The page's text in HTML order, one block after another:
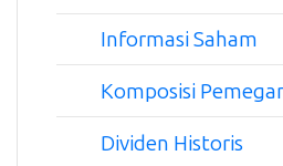
Informasi Saham
Komposisi
Dividen Historis